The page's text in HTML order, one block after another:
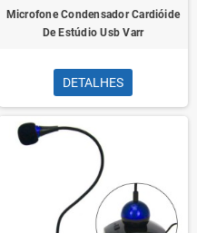
Microfone Condensador Cardióide
De Estúdio Usb Varr
DETALHES